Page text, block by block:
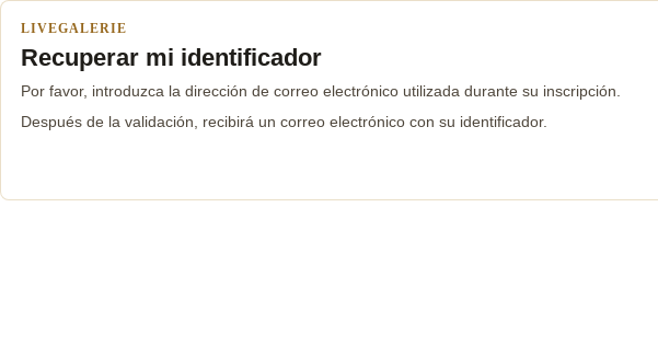
LIVEGALERIE
Recuperar mi identificador
Por favor, introduzca la dirección de correo electrónico utilizada durante su inscripción.
Después de la validación, recibirá un correo electrónico con su identificador.